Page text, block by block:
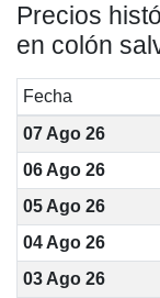
Precios
en colón
Fecha
07 Ago 26
06 Ago 26
05 Ago 26
04 Ago 26
03 Ago 26